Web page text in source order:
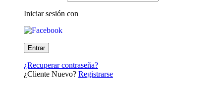
Iniciar sesión con
¿Recuperar contraseña?
¿Cliente Nuevo? Registrarse